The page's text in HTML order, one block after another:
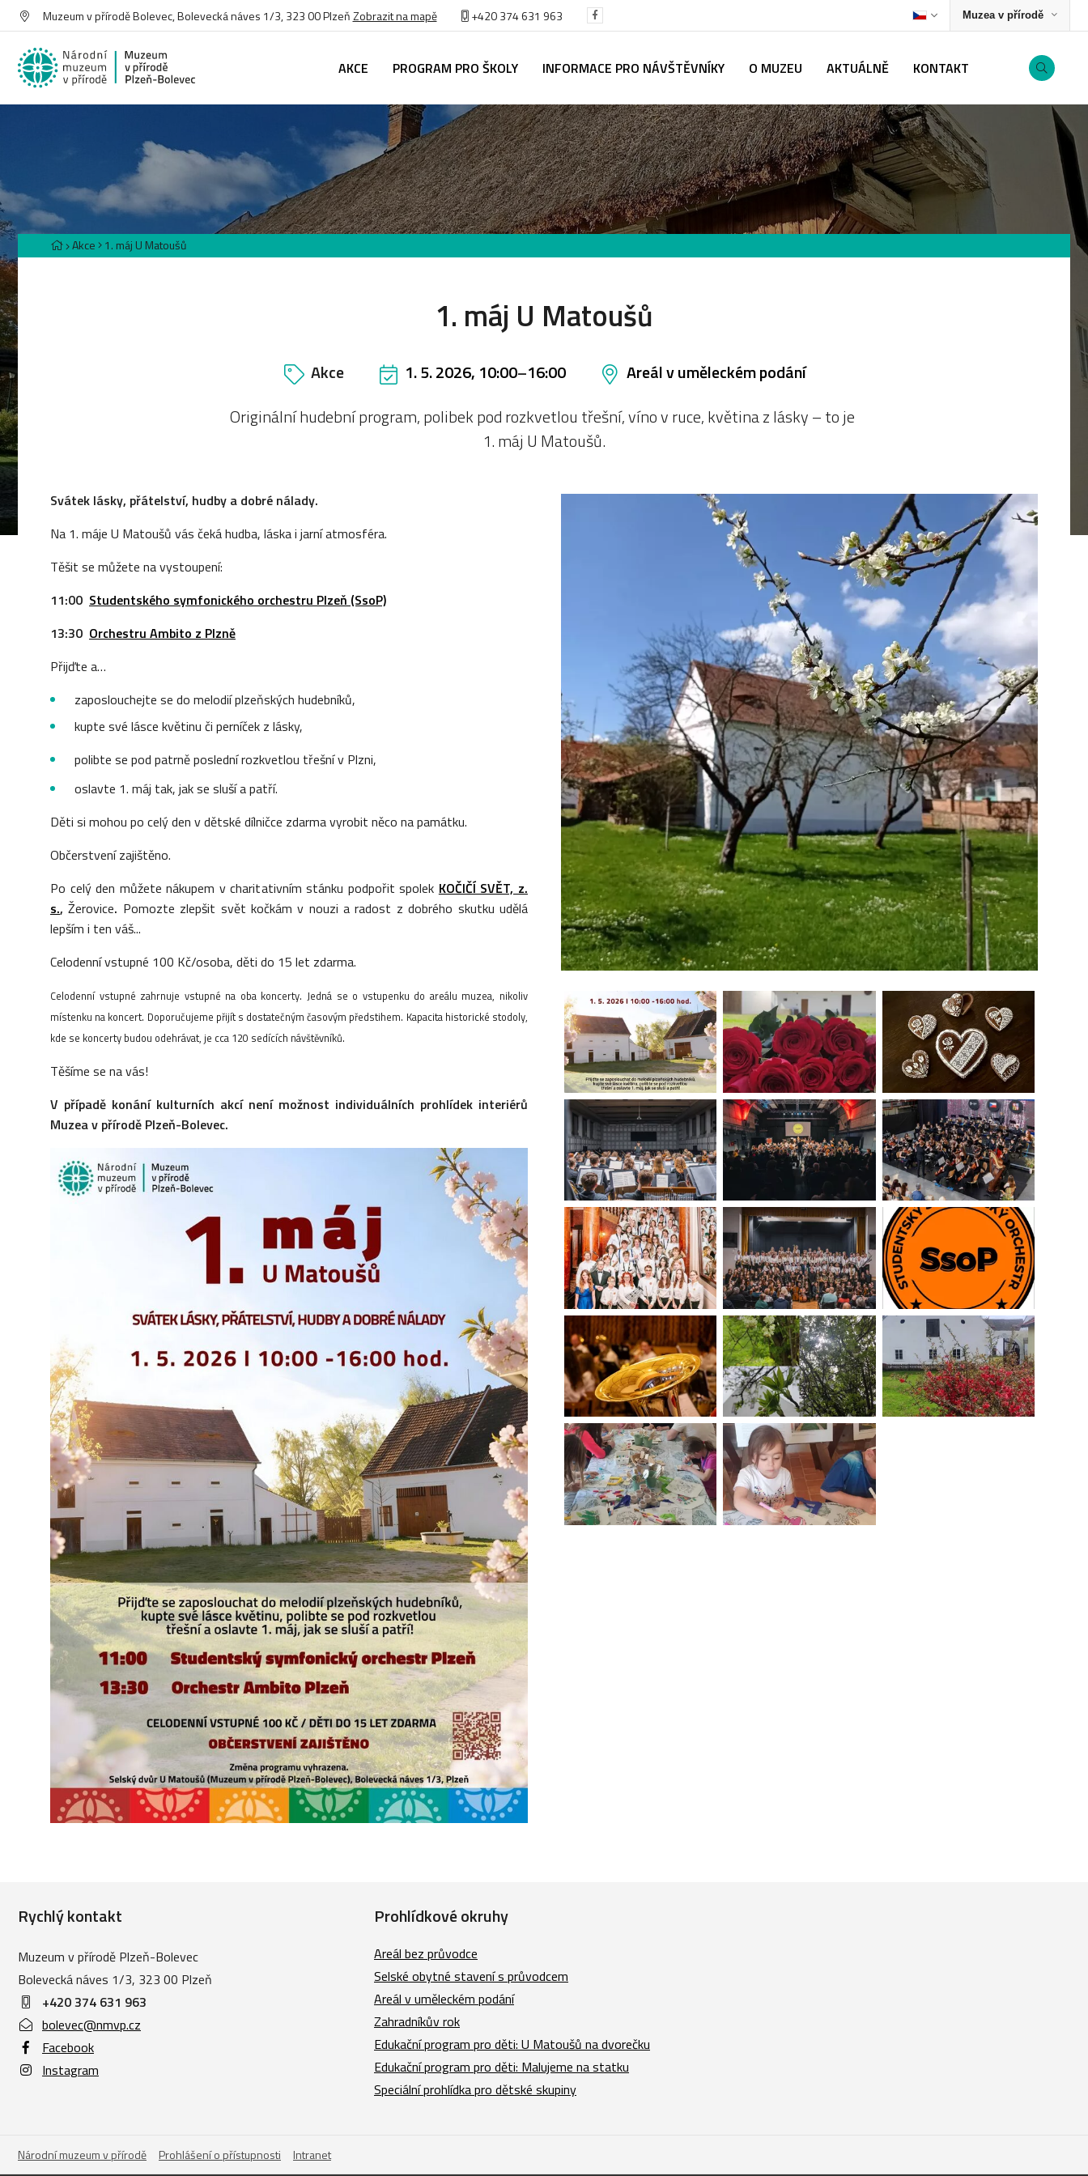
Muzeum v přírodě Bolevec, Bolevecká náves 1/3, 323 00 PlzeňZobrazit na mapě +420374 631 963 Muzea v přírodě
AKCE PROGRAM PRO ŠKOLY INFORMACE PRO NÁVŠTĚVNÍKY O MUZEU AKTUÁLNĚ KONTAKT
Akce 1. máj U Matoušů
1. máj U Matoušů
Akce 1. 5. 2026, 10:00–16:00
Areál v uměleckém podání
Originální hudební program, polibek pod rozkvetlou třešní, víno v ruce, květina z lásky – to je
1. máj U Matoušů.
Svátek lásky, přátelství, hudby a dobré nálady.
Na 1. máje U Matoušů vás čeká hudba, láska i jarní atmosféra.
Těšit se můžete na vystoupení:
11:00 Studentského symfonického orchestru Plzeň (SsoP)
13:30 Orchestru Ambito z Plzně
Přijďte a…
zaposlouchejte se do melodií plzeňských hudebníků,
kupte své lásce květinu či perníček z lásky,
polibte se pod patrně poslední rozkvetlou třešní v Plzni,
oslavte 1. máj tak, jak se sluší a patří.
Děti si mohou po celý den v dětské dílničce zdarma vyrobit něco na památku.
Občerstvení zajištěno.
Po celý den můžete nákupem v charitativním stánku podpořit spolek KOČIČÍ SVĚT, z.
s.,Žerovice. Pomozte zlepšit svět kočkám v nouzi a radost z dobrého skutku udělá
lepším i ten váš...
Celodenní vstupné 100 Kč/osoba, děti do 15 let zdarma.
Celodenní vstupné zahrnuje vstupné na oba koncerty. Jedná se o vstupenku do areálu muzea, nikoliv
místenku na koncert. Doporučujeme přijít s dostatečným časovým předstihem. Kapacita historické stodoly,
kde se koncerty budou odehrávat, je cca 120 sedících návštěvníků.
Těšíme se na vás!
V případě konání kulturních akcí není možnost individuálních prohlídek interiérů
Muzea v přírodě Plzeň-Bolevec.
Rychlý kontakt
Muzeum v přírodě Plzeň-Bolevec
Bolevecká náves 1/3, 323 00 Plzeň
+420 374 631 963
bolevec@nmvp.cz
Facebook
Instagram
Prohlídkové okruhy
Areál bez průvodce
Selské obytné stavení s průvodcem
Areál v uměleckém podání
Zahradníkův rok
Edukační program pro děti: U Matoušů na dvorečku
Edukační program pro děti: Malujeme na statku
Speciální prohlídka pro dětské skupiny
Národní muzeum v přírodě Prohlášení o přístupnosti Intranet